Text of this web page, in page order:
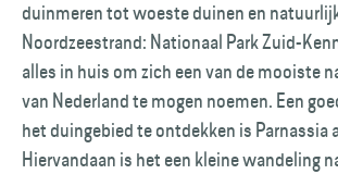
duinmeren tot woeste duinen en
Noordzeestrand: Nationaal Park Zuid-
alles in huis om zich een van de mooiste
van Nederland te mogen noemen. Een
het duingebied te ontdekken is Parnassia
Hiervandaan is het een kleine wandeling